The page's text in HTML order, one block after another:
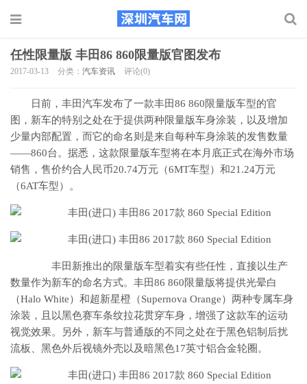
任性限量版 丰田86 860限量版官图发布
2017-03-13 分类： 汽车资讯 评论(0)
日前，丰田汽车发布了一款丰田86 860限量版车型的官
图，新车的特别之处在于提供两种限量版车身涂装，以及增加
少量内部配置，而它的命名则是来自每种车身涂装的发售数量
——860台。据悉，这款限量版车型将在本月底正式在海外市场
销售，售价约合人民币20.74万元（6MT车型）和21.24万元
（6AT车型）。
丰田新推出的限量版车型着实有些任性，直接以生产
数量作为新车的命名方式。丰田86 860限量版将提供光晕白
（Halo White）和超新星橙（Supernova Orange）两种专属车身
涂装，且以黑色赛车条纹拉花贯穿车身，增强了这款车的运动
视觉效果。另外，新车与普通版的不同之处在于黑色铝制后扰
流板、黑色外后视镜外壳以及暗黑色17英寸铝合金轮圈。